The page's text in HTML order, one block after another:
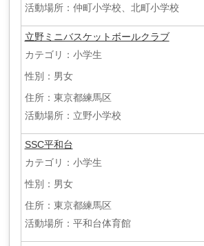
活動場所：仲町小学校、北町小学校
立野ミニバスケットボールクラブ
カテゴリ：小学生
性別：男女
住所：東京都練馬区
活動場所：立野小学校
SSC平和台
カテゴリ：小学生
性別：男女
住所：東京都練馬区
活動場所：平和台体育館